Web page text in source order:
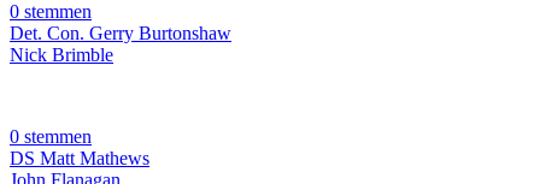
0 stemmen
Det. Con. Gerry Burtonshaw
Nick Brimble
0 stemmen
DS Matt Mathews